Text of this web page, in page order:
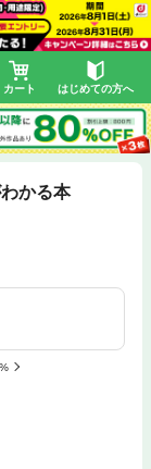
カート はじめての方へ
かる本